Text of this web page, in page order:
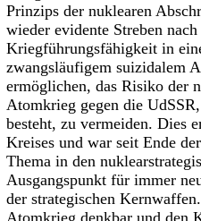
Prinzips der nuklearen
wieder evidente Streben
Kriegführungsfähigkeit in
zwangsläufigem suizidalem
ermöglichen, das Risiko der
Atomkrieg gegen die
besteht, zu vermeiden. Dies
Kreises und war seit Ende
Thema in den
Ausgangspunkt für immer
der strategischen
Atomkrieg denkbar und den